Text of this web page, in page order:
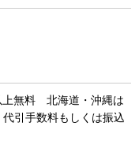
上無料 北海道・沖縄は
引手数料もしくは振込